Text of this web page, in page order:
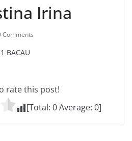
Irina
Comments
BACAU
rate this post!
[Total: 0Average: 0]